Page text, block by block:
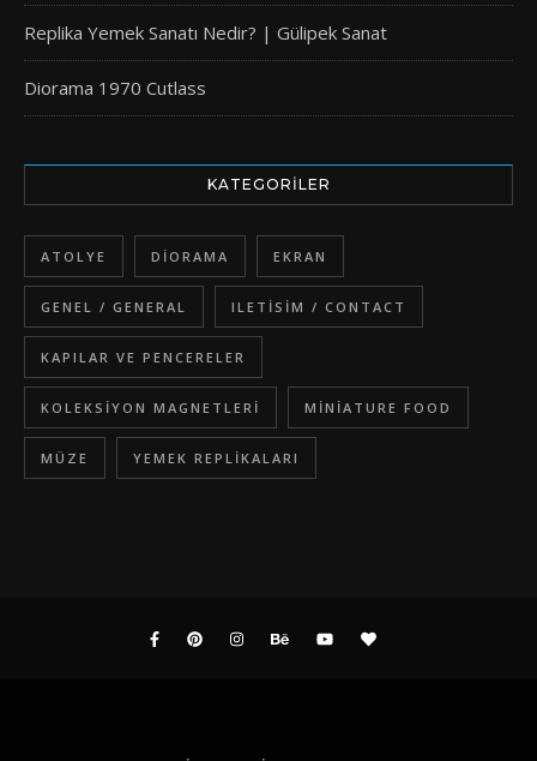
Replika Yemek Sanatı Nedir? | Gülipek Sanat
Diorama 1970 Cutlass
KATEGORILER
ATOLYE DIORAMA EKRAN
GENEL / GENERAL ILETISIM / CONTACT
KAPILAR VE PENCERELER
KOLEKSIYON MAGNETLERI MINIATURE FOOD
MÜZE YEMEK REPLIKALARI